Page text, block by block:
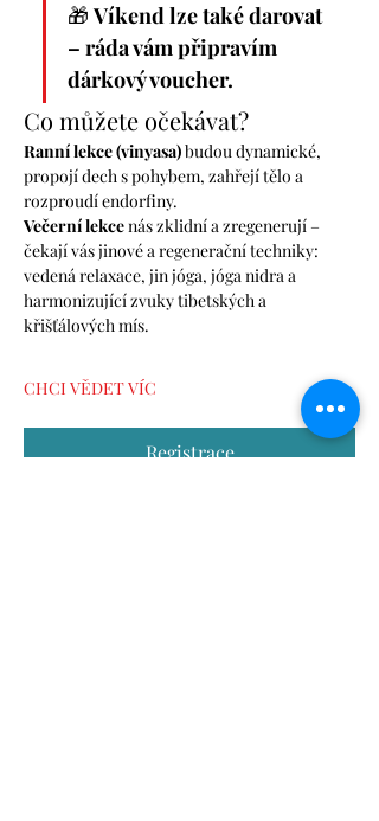
🎁 Víkend lze také darovat
– ráda vám připravím
dárkový voucher.
Co můžete očekávat?
Ranní lekce (vinyasa) budou dynamické,
propojí dech s pohybem, zahřejí tělo a
rozproudí endorfiny.
Večerní lekce nás zklidní a zregenerují –
čekají vás jinové a regenerační techniky:
vedená relaxace, jin jóga, jóga nidra a
harmonizující zvuky tibetských a
křišťálových mís.
CHCI VĚDET VÍC
Registrace